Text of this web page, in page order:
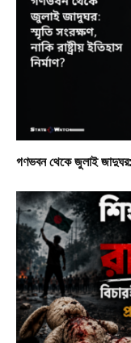
গণভবন থেকে জুলাই জাদুঘর: